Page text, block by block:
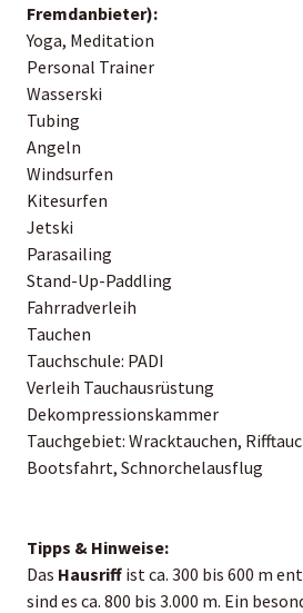
Fremdanbieter):
Yoga, Meditation
Personal Trainer
Wasserski
Tubing
Angeln
Windsurfen
Kitesurfen
Jetski
Parasailing
Stand-Up-Paddling
Fahrradverleih
Tauchen
Tauchschule: PADI
Verleih Tauchausrüstung
Dekompressionskammer
Tauchgebiet: Wracktauchen,
Bootsfahrt, Schnorchelausflug
Tipps & Hinweise:
Das Hausriff ist ca. 300 bis 600 m
sind es ca. 800 bis 3.000 m. Ein